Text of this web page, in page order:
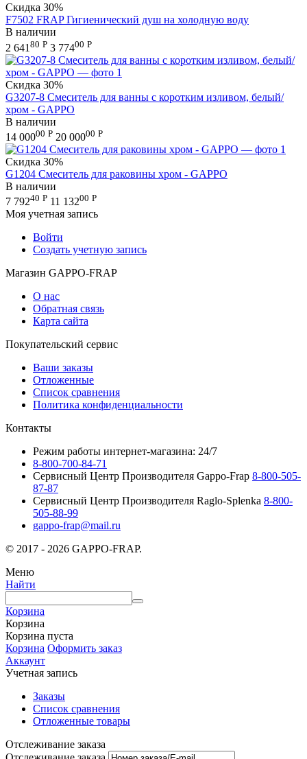
Скидка 30%
F7502 FRAP Гигиенический душ на холодную воду
В наличии
2 641 80 Р 3 77400 Р
Скидка 30%
G3207-8 Смеситель для ванны с коротким изливом, белый/
хром - GAPPO
В наличии
14 00000 Р 20 00000 Р
Скидка 30%
G1204 Смеситель для раковины хром - GAPPO
В наличии
7 79240 Р 11 13200 Р
Моя учетная запись
Войти
Создать учетную запись
Магазин GAPPO-FRAP
О нас
Обратная связь
Карта сайта
Покупательский сервис
Ваши заказы
Отложенные
Список сравнения
Политика конфиденциальности
Контакты
Режим работы интернет-магазина: 24/7
8-800-700-84-71
Сервисный Центр Производителя Gappo-Frap 8-800-505-
87-87
Сервисный Центр Производителя Raglo-Splenka 8-800-
505-88-99
gappo-frap@mail.ru
© 2017 - 2026 GAPPO-FRAP.
Меню
Найти
Корзина
Корзина
Корзина пуста
Корзина Оформить заказ
Аккаунт
Учетная запись
Заказы
Список сравнения
Отложенные товары
Отслеживание заказа